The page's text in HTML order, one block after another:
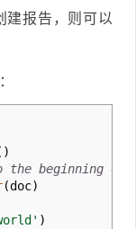
建报告，则可以
)
beginning of
(doc)
)